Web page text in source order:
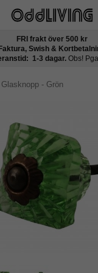
FRI frakt över 500 kr
Faktura, Swish &
1-3 dagar. Obs!
Glasknopp - Grön